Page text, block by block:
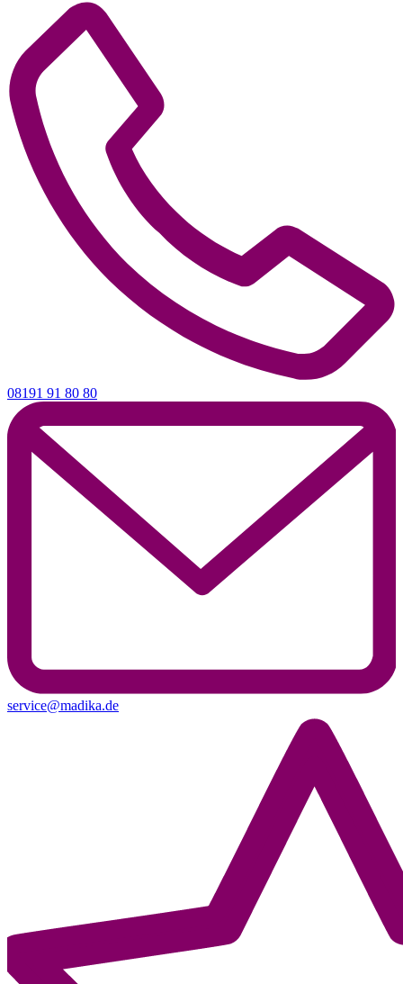
08191 91 80 80
service@madika.de